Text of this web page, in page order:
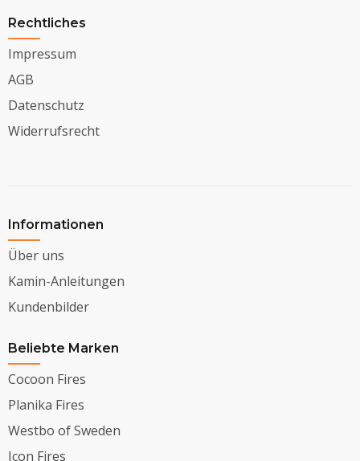
Rechtliches
Impressum
AGB
Datenschutz
Widerrufsrecht
Informationen
Über uns
Kamin-Anleitungen
Kundenbilder
Beliebte Marken
Cocoon Fires
Planika Fires
Westbo of Sweden
Icon Fires